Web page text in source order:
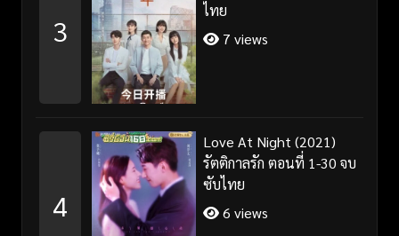
3
ไทย
7 views
4
Love At Night (2021)
รัตติกาลรัก ตอนที่ 1-30 จบ
ซับไทย
6 views